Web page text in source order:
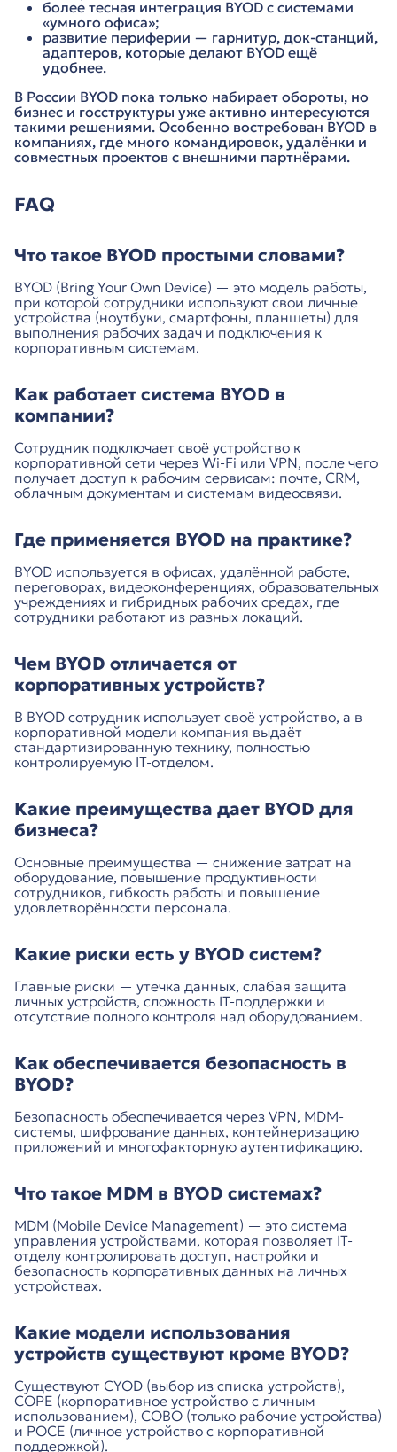
более тесная интеграция BYOD с системами
«умного офиса»;
развитие периферии — гарнитур, док-станций,
адаптеров, которые делают BYOD ещё
удобнее.
В России BYOD пока только набирает обороты, но
бизнес и госструктуры уже активно интересуются
такими решениями. Особенно востребован BYOD в
компаниях, где много командировок, удалёнки и
совместных проектов с внешними партнёрами.
FAQ
Что такое BYOD простыми словами?
BYOD (Bring Your Own Device) — это модель работы,
при которой сотрудники используют свои личные
устройства (ноутбуки, смартфоны, планшеты) для
выполнения рабочих задач и подключения к
корпоративным системам.
Как работает система BYOD в
компании?
Сотрудник подключает своё устройство к
корпоративной сети через Wi-Fi или VPN, после чего
получает доступ к рабочим сервисам: почте, CRM,
облачным документам и системам видеосвязи.
Где применяется BYOD на практике?
BYOD используется в офисах, удалённой работе,
переговорах, видеоконференциях, образовательных
учреждениях и гибридных рабочих средах, где
сотрудники работают из разных локаций.
Чем BYOD отличается от
корпоративных устройств?
В BYOD сотрудник использует своё устройство, а в
корпоративной модели компания выдаёт
стандартизированную технику, полностью
контролируемую IT-отделом.
Какие преимущества дает BYOD для
бизнеса?
Основные преимущества — снижение затрат на
оборудование, повышение продуктивности
сотрудников, гибкость работы и повышение
удовлетворённости персонала.
Какие риски есть у BYOD систем?
Главные риски — утечка данных, слабая защита
личных устройств, сложность IT-поддержки и
отсутствие полного контроля над оборудованием.
Как обеспечивается безопасность в
BYOD?
Безопасность обеспечивается через VPN, MDM-
системы, шифрование данных, контейнеризацию
приложений и многофакторную аутентификацию.
Что такое MDM в BYOD системах?
MDM (Mobile Device Management) — это система
управления устройствами, которая позволяет IT-
отделу контролировать доступ, настройки и
безопасность корпоративных данных на личных
устройствах.
Какие модели использования
устройств существуют кроме BYOD?
Существуют CYOD (выбор из списка устройств),
COPE (корпоративное устройство с личным
использованием), COBO (только рабочие устройства)
и POCE (личное устройство с корпоративной
поддержкой).